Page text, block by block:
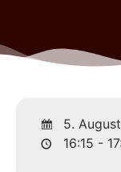
5.
16:15 -